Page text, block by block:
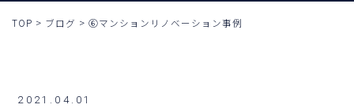
TOP > ブログ > ⑥マンションリノベーション事例
2021.04.01